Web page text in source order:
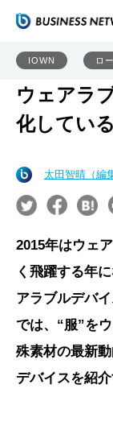
IOWN ロ
ウェアラ
化してい
太田智晴（編
2015年はウェ
く飛躍する年
アラブルデバ
では、“服”を
殊素材の最新
デバイスを紹介